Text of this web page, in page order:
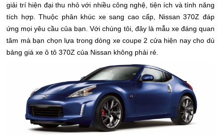
giải trí hiện đại thu nhỏ với nhiều công nghệ, tiện ích và tính năng
tích hợp. Thuộc phân khúc xe sang cao cấp, Nissan 370Z đáp
ứng mọi yêu cầu của bạn. Với chúng tôi, đây là mẫu xe đáng quan
tâm mà bạn chọn lựa trong dòng xe coupe 2 cửa hiện nay cho dù
bảng giá xe ô tô 370Z của Nissan không phải rẻ.